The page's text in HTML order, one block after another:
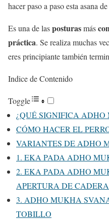
hacer paso a paso esta asana
Es una de lasposturasmás
práctica. Se realiza muchas
eres principiante también
Indice de Contenido
Toggle
¿QUÉ SIGNIFICA
CÓMO HACER EL
VARIANTES DE ADHO
1. EKA PADA ADHO
2. EKA PADA ADHO
APERTURA DE CADERA
3. ADHO MUKHA
TOBILLO